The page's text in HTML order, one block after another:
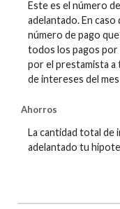
Este es el número
adelantado. En
número de pago
todos los pagos por
por el prestamista a
de intereses del
Ahorros
La cantidad total de
adelantado tu